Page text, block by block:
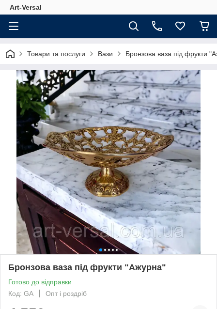
Аrt-Versal
Товари та послуги Вази Бронзова ваза під фрукти
Бронзова ваза під фрукти "Ажурна"
Готово до відправки
Код: GA
Опт і роздріб